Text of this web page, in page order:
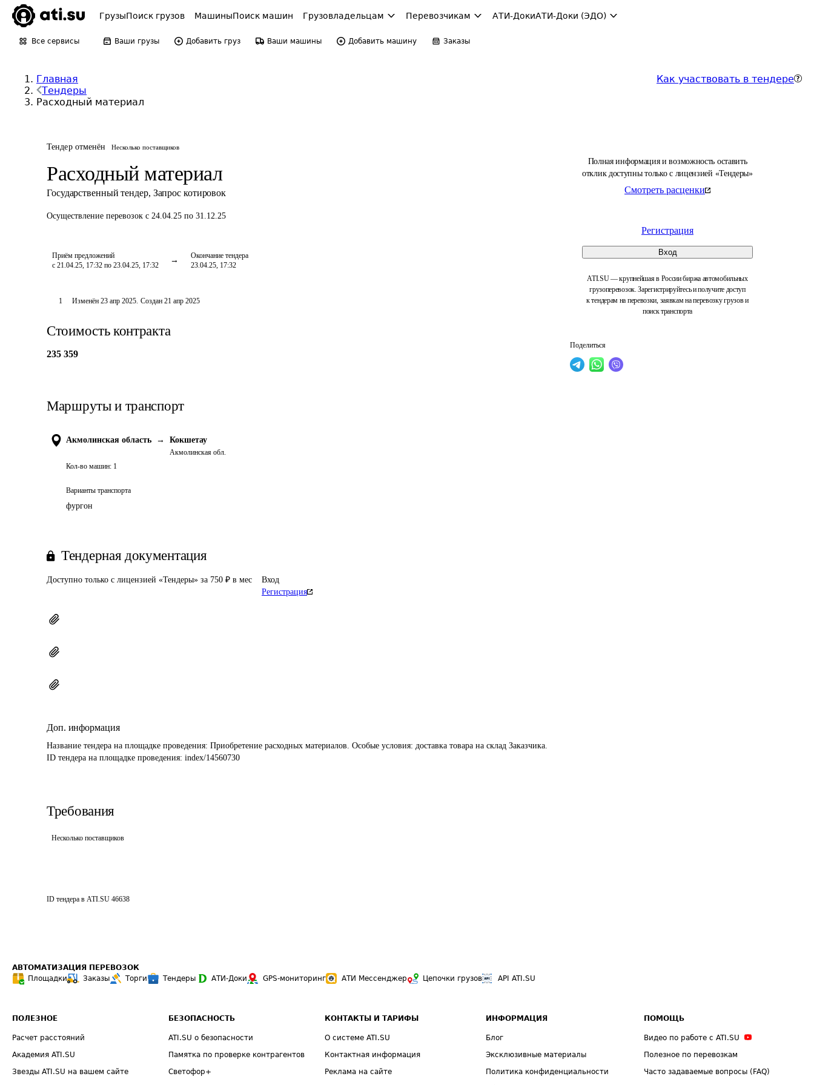
ГрузыПоиск грузов МашиныПоиск машин Грузовладельцам Перевозчикам АТИ-ДокиАТИ-Доки (ЭДО)
Все сервисы Ваши грузы Добавить груз Ваши машины Добавить машину Заказы
Главная
Тендеры
Расходный материал
Как участвовать в тендере
Тендер отменён Несколько поставщиков
Расходный материал
Государственный тендер, Запрос котировок
Осуществление перевозок с 24.04.25 по 31.12.25
Приём предложений
с 21.04.25, 17:32 по 23.04.25, 17:32
Окончание тендера
23.04.25, 17:32
Полная информация и возможность оставить
отклик доступны только с лицензией «Тендеры»
Смотреть расценки
Регистрация
Вход
ATI.SU — крупнейшая в России биржа автомобильных
грузоперевозок. Зарегистрируйтесь и получите доступ
к тендерам на перевозки, заявкам на перевозку грузов и
поиск транспорта
Поделиться
1 Изменён 23 апр 2025. Создан 21 апр 2025
Стоимость контракта
235 359
Маршруты и транспорт
Акмолинская область → Кокшетау
Акмолинская обл.
Кол-во машин: 1
Варианты транспорта
фургон
Тендерная документация
Доступно только с лицензией «Тендеры» за 750 ₽ в мес
Вход
Регистрация
Доп. информация
Название тендера на площадке проведения: Приобретение расходных материалов. Особые условия: доставка товара на склад Заказчика.
ID тендера на площадке проведения: index/14560730
Требования
Несколько поставщиков
ID тендера в ATI.SU 46638
АВТОМАТИЗАЦИЯ ПЕРЕВОЗОК
Площадки
Заказы Торги Тендеры АТИ-Доки GPS-мониторинг АТИ Мессенджер Цепочки грузов API ATI.SU
ПОЛЕЗНОЕ
Расчет расстояний
Академия ATI.SU
Звезды ATI.SU на вашем сайте
БЕЗОПАСНОСТЬ
ATI.SU о безопасности
Памятка по проверке контрагентов
Светофор+
КОНТАКТЫ И ТАРИФЫ
О системе ATI.SU
Контактная информация
Реклама на сайте
ИНФОРМАЦИЯ
Блог
Эксклюзивные материалы
Политика конфиденциальности
ПОМОЩЬ
Видео по работе с ATI.SU
Полезное по перевозкам
Часто задаваемые вопросы (FAQ)